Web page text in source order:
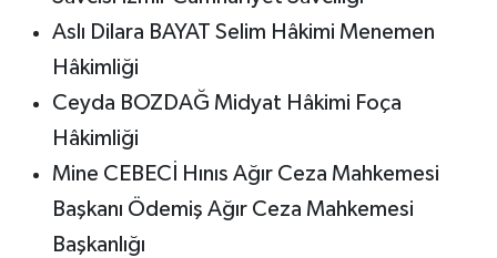
Aslı Dilara BAYAT Selim Hâkimi Menemen
Hâkimliği
Ceyda BOZDAĞ Midyat Hâkimi Foça
Hâkimliği
Mine CEBECİ Hınıs Ağır Ceza Mahkemesi
Başkanı Ödemiş Ağır Ceza Mahkemesi
Başkanlığı